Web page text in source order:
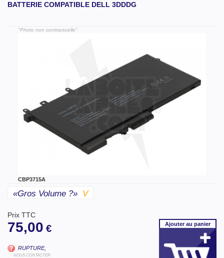
BATTERIE COMPATIBLE DELL 3DDDG
"Photo non contractuelle"
CBP3715A
«gros Volume ?» V
Prix TTC
75,00 €
RUPTURE,
NOUS CONTACTER
Ajouterau panier